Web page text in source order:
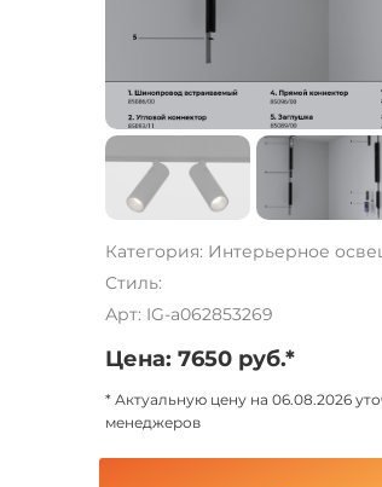
Категория: Интерьерное
Стиль:
Арт: IG-a062853269
Цена: 7650 руб.*
* Актуальную цену на 06.08.2026
менеджеров